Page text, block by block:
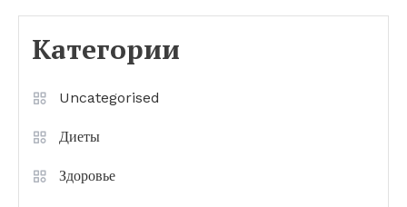
Категории
Uncategorised
Диеты
Здоровье